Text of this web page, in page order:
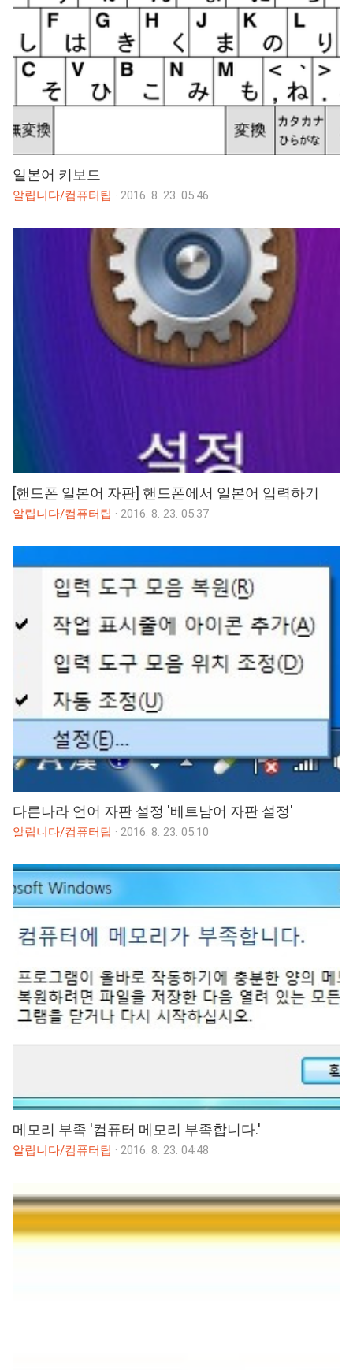
일본어 키보드
알립니다/컴퓨터팁 · 2016. 8. 23. 05:46
[핸드폰 일본어 자판] 핸드폰에서 일본어 입력하기
알립니다/컴퓨터팁 · 2016. 8. 23. 05:37
다른나라 언어 자판 설정 '베트남어 자판 설정'
알립니다/컴퓨터팁 · 2016. 8. 23. 05:10
메모리 부족 '컴퓨터 메모리 부족합니다.'
알립니다/컴퓨터팁 · 2016. 8. 23. 04:48